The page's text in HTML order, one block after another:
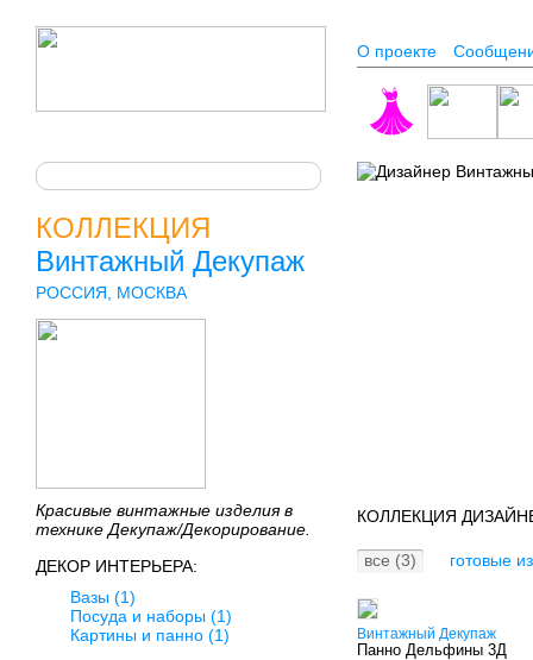
О проекте
КОЛЛЕКЦИЯ
Винтажный Декупаж
РОССИЯ, МОСКВА
Красивые винтажные изделия в
технике Декупаж/Декорирование.
ДЕКОР ИНТЕРЬЕРА:
Вазы (1)
Посуда и наборы (1)
Картины и панно (1)
КОЛЛЕКЦИЯ
все (3) готовые
Винтажный Декупаж
Панно Дельфины 3Д